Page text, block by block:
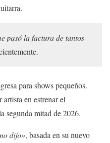
pasó la factura de tantos
para shows pequeños.
en estrenar el
segunda mitad de 2026.
dijo», basada en su nuevo